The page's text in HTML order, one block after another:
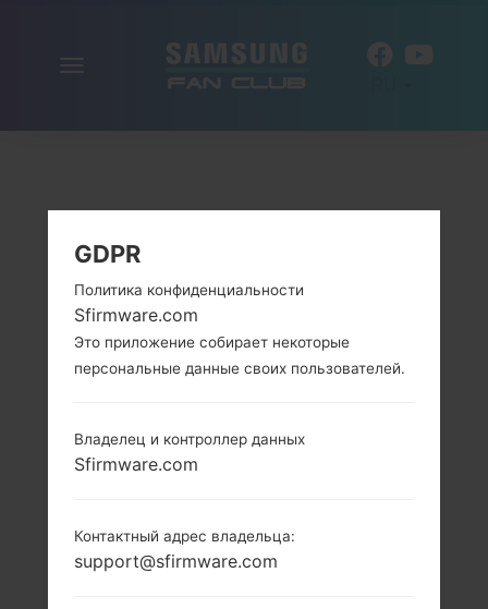
GDPR
Политика конфиденциальности
Sfirmware.com
Это приложение собирает некоторые
персональные данные своих пользователей.
Владелец и контроллер данных
Sfirmware.com
Контактный адрес владельца:
support@sfirmware.com